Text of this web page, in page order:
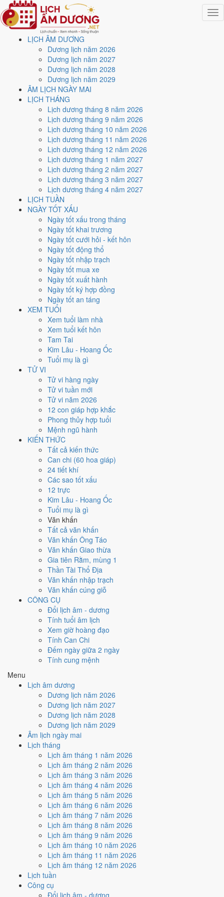
LỊCH ÂM DƯƠNG
Dương lịch năm 2026
Dương lịch năm 2027
Dương lịch năm 2028
Dương lịch năm 2029
ÂM LỊCH NGÀY MAI
LỊCH THÁNG
Lịch dương tháng 8 năm 2026
Lịch dương tháng 9 năm 2026
Lịch dương tháng 10 năm 2026
Lịch dương tháng 11 năm 2026
Lịch dương tháng 12 năm 2026
Lịch dương tháng 1 năm 2027
Lịch dương tháng 2 năm 2027
Lịch dương tháng 3 năm 2027
Lịch dương tháng 4 năm 2027
LỊCH TUẦN
NGÀY TỐT XẤU
Ngày tốt xấu trong tháng
Ngày tốt khai trương
Ngày tốt cưới hỏi - kết hôn
Ngày tốt động thổ
Ngày tốt nhập trạch
Ngày tốt mua xe
Ngày tốt xuất hành
Ngày tốt ký hợp đồng
Ngày tốt an táng
XEM TUỔI
Xem tuổi làm nhà
Xem tuổi kết hôn
Tam Tai
Kim Lâu - Hoang Ốc
Tuổi mụ là gì
TỬ VI
Tử vi hàng ngày
Tử vi tuần mới
Tử vi năm 2026
12 con giáp hợp khắc
Phong thủy hợp tuổi
Mệnh ngũ hành
KIẾN THỨC
Tất cả kiến thức
Can chi (60 hoa giáp)
24 tiết khí
Các sao tốt xấu
12 trực
Kim Lâu - Hoang Ốc
Tuổi mụ là gì
Văn khấn
Tất cả văn khấn
Văn khấn Ông Táo
Văn khấn Giao thừa
Gia tiên Rằm, mùng 1
Thần Tài Thổ Địa
Văn khấn nhập trạch
Văn khấn cúng giỗ
CÔNG CỤ
Đổi lịch âm - dương
Tính tuổi âm lịch
Xem giờ hoàng đạo
Tính Can Chi
Đếm ngày giữa 2 ngày
Tính cung mệnh
Menu
Lịch âm dương
Dương lịch năm 2026
Dương lịch năm 2027
Dương lịch năm 2028
Dương lịch năm 2029
Âm lịch ngày mai
Lịch tháng
Lịch âm tháng 1 năm 2026
Lịch âm tháng 2 năm 2026
Lịch âm tháng 3 năm 2026
Lịch âm tháng 4 năm 2026
Lịch âm tháng 5 năm 2026
Lịch âm tháng 6 năm 2026
Lịch âm tháng 7 năm 2026
Lịch âm tháng 8 năm 2026
Lịch âm tháng 9 năm 2026
Lịch âm tháng 10 năm 2026
Lịch âm tháng 11 năm 2026
Lịch âm tháng 12 năm 2026
Lịch tuần
Công cụ
Đổi lịch âm - dương
Trang chủ
Lịch năm 2002
Tháng 6/2002
Ngày 2/6/2002 (Tân Sửu)
Xem ngày2/6/2002
lịch - Ngày 22/4 âm lịch
(Tân Sửu) tốt hay xấu?
Ngày 2/6/2002 dương lịch (Chủ Nhật) là ngày 22/4/2002 âm lịch
Tân Sửu- Chi sinh Can, Trực Thành, Sao Phòng, nạp âm
Bích Thượng Thổ. Tổng hòa, đây làNgày Đại Cát
cho các việc quan trọng. Giờ Hoàng Đạo trong ngày:
Mão, Tỵ, Thân, Tuất, Hợi
Ngày Dương
Tháng 6 năm 2002
Tháng 4 âm năm 2002
Tiết Tiểu Mãn
Mậu Tý
Nhâm Ngọ
Ngày Tân Sửu có TrựcThành(ngày thành tựu - đại cát, tốt cho mọi
việc) và gặp SaoNgọc Đường hoàng đạo
9.4/10nên đây làNgày Đại Cát
trương, ký kết.
Tỵ, Dậu, Týhợp ngày; tuổi
Ngày 2/6/2002 tốt hay xấu cho
việc gì?
Ngày 2/6/2002 đạt9.4/10
Cưới hỏi - đính hôn (10/10), thấp nhất là
Trực Thành (ngày thành tựu - đại cát, tốt cho mọi việc) và gặp Sao
Ngọc Đường hoàng đạo nên điểm từng việc chênh nhau như bảng
Cưới hỏi - đính hôn
/10Rất tốt
Cưới hỏi - đính hôn hôm nay ở
Trực Thành, Sao Phòng và Ngày Hoàng Đạo
Cách tính ngày tốt
🏪
Khai trương - mở cửa hàng
Rất tốt
Khai trương - mở cửa hàng hôm nay ở
Trực Thành và Ngày Hoàng Đạo
Cách tính ngày tốt
Ký hợp đồng - giao ước
Rất tốt
Ký hợp đồng - giao ước hôm nay ở
Trực Thành và Ngày Hoàng Đạo
Cách tính ngày tốt
Động thổ - khởi công
Rất tốt
Động thổ - khởi công hôm nay ở
Trực Thành và Ngày Hoàng Đạo
Cách tính ngày tốt
Nhập trạch - vào nhà mới
/10Rất tốt
Nhập trạch - vào nhà mới hôm nay ở
Trực Thành, Sao Phòng và Ngày Hoàng Đạo
Cách tính ngày tốt
Mua xe - tậu xe
Rất tốt
Mua xe - tậu xe hôm nay ởmức rất tốt (9/10)
Thành và Ngày Hoàng Đạo.
Cách tính ngày tốt
✈️
Xuất hành - đi xa
10/10Rất tốt
Xuất hành - đi xa hôm nay ở